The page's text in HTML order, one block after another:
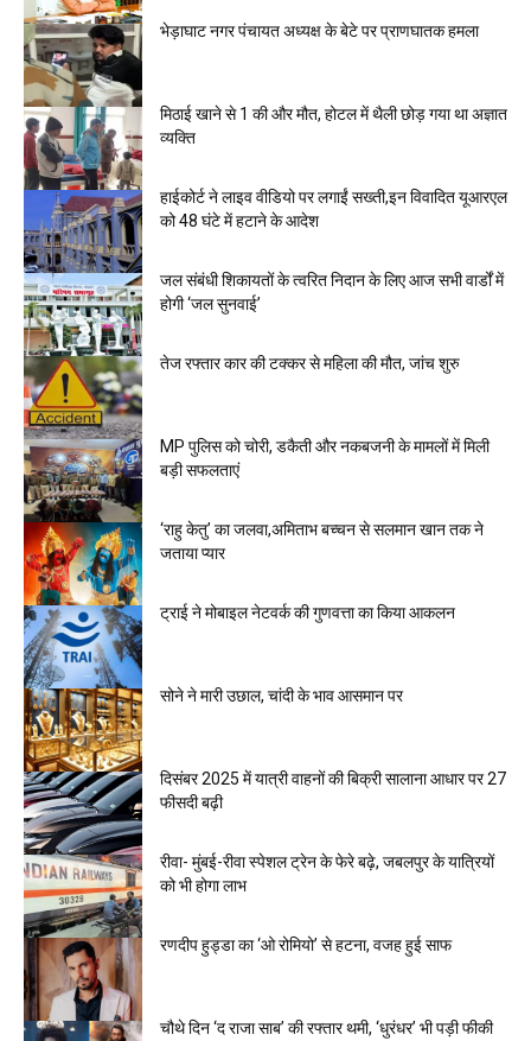
भेड़ाघाट नगर पंचायत अध्यक्ष के बेटे पर प्राणघातक हमला
मिठाई खाने से 1 की और मौत, होटल में थैली छोड़ गया था अज्ञात
व्यक्ति
हाईकोर्ट ने लाइव वीडियो पर लगाईं सख्ती,इन विवादित यूआरएल
को 48 घंटे में हटाने के आदेश
जल संबंधी शिकायतों के त्वरित निदान के लिए आज सभी वार्डों में
होगी ‘जल सुनवाई’
तेज रफ्तार कार की टक्कर से महिला की मौत, जांच शुरु
MP पुलिस को चोरी, डकैती और नकबजनी के मामलों में मिली
बड़ी सफलताएं
‘राहु केतु’ का जलवा,अमिताभ बच्चन से सलमान खान तक ने
जताया प्यार
ट्राई ने मोबाइल नेटवर्क की गुणवत्ता का किया आकलन
सोने ने मारी उछाल, चांदी के भाव आसमान पर
दिसंबर 2025 में यात्री वाहनों की बिक्री सालाना आधार पर 27
फीसदी बढ़ी
रीवा- मुंबई-रीवा स्पेशल ट्रेन के फेरे बढ़े, जबलपुर के यात्रियों
को भी होगा लाभ
रणदीप हुड्डा का ‘ओ रोमियो’ से हटना, वजह हुई साफ
चौथे दिन ‘द राजा साब’ की रफ्तार थमी, ‘धुरंधर’ भी पड़ी फीकी